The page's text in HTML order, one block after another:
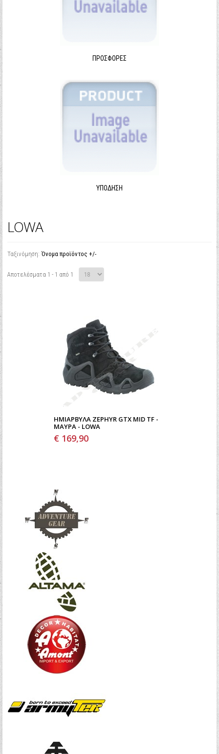
ΠΡΟΣΦΟΡΈΣ
ΥΠΌΔΗΣΗ
LOWA
Ταξινόμηση: Όνομα προϊόντος +/-
Αποτελέσματα 1 - 1 από 1
ΗΜΙΆΡΒΥΛΑ ZEPHYR GTX MID TF -
ΜΑΎΡΑ - LOWA
€ 169,90